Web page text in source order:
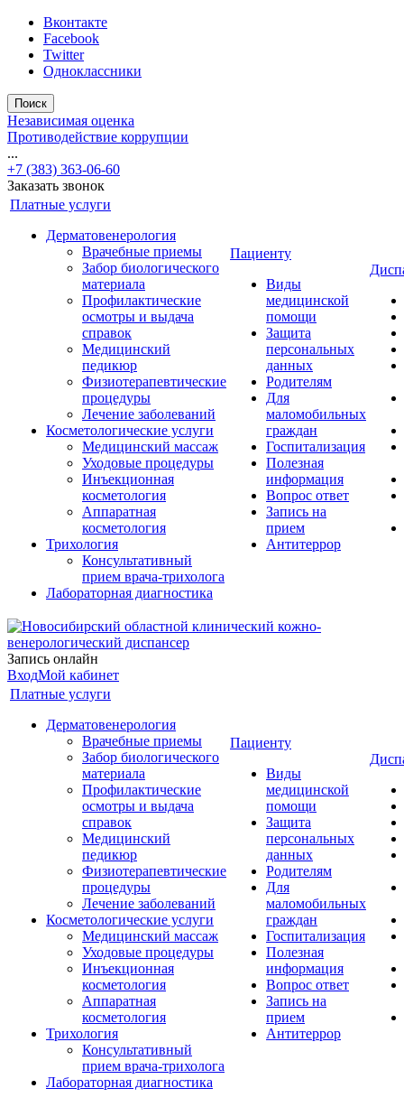
Вконтакте
Facebook
Twitter
Одноклассники
Поиск
Независимая оценка
Противодействие коррупции
...
+7 (383) 363-06-60
Заказать звонок
Платные услуги
Дерматовенерология
Врачебные приемы
Забор биологического
материала
Профилактические
осмотры и выдача
справок
Медицинский
педикюр
Физиотерапевтические
процедуры
Лечение заболеваний
Косметологические услуги
Медицинский массаж
Уходовые процедуры
Инъекционная
косметология
Аппаратная
косметология
Трихология
Консультативный
прием врача-трихолога
Лабораторная диагностика
Пациенту
Виды
медицинской
помощи
Защита
персональных
данных
Родителям
Для
маломобильных
граждан
Госпитализация
Полезная
информация
Вопрос ответ
Запись на
прием
Антитеррор
Запись онлайн
ВходМой кабинет
Платные услуги
Дерматовенерология
Врачебные приемы
Забор биологического
материала
Профилактические
осмотры и выдача
справок
Медицинский
педикюр
Физиотерапевтические
процедуры
Лечение заболеваний
Косметологические услуги
Медицинский массаж
Уходовые процедуры
Инъекционная
косметология
Аппаратная
косметология
Трихология
Консультативный
прием врача-трихолога
Лабораторная диагностика
Пациенту
Виды
медицинской
помощи
Защита
персональных
данных
Родителям
Для
маломобильных
граждан
Госпитализация
Полезная
информация
Вопрос ответ
Запись на
прием
Антитеррор